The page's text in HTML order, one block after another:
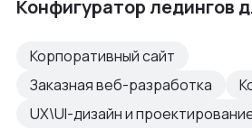
Конфигуратор ледингов
Корпоративный сайт
Заказная веб-разработка
UX\UI-дизайн и